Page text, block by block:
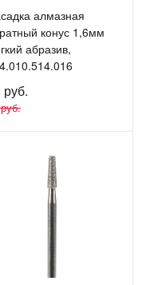
алмазная
конус 1,6мм
абразив,
руб.